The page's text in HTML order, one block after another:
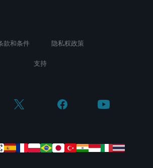
款和条件 隐私权政策
支持